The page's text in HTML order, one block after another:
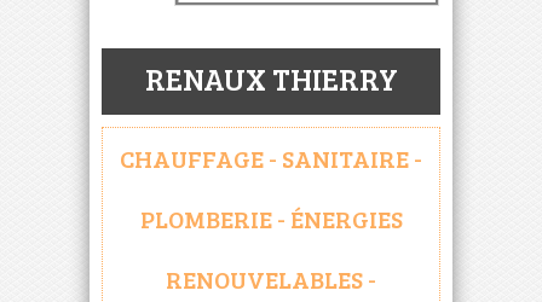
RENAUX THIERRY
CHAUFFAGE - SANITAIRE -
PLOMBERIE - ÉNERGIES
RENOUVELABLES -